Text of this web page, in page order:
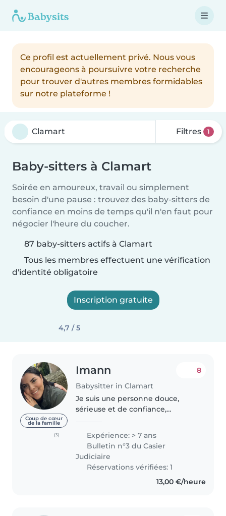
Ce profil est actuellement privé. Nous vous
encourageons à poursuivre votre recherche
pour trouver d'autres membres formidables
sur notre plateforme !
Filtres 1
Baby-sitters à Clamart
Soirée en amoureux, travail ou simplement
besoin d'une pause : trouvez des baby-sitters de
confiance en moins de temps qu'il n'en faut pour
négocier l'heure du coucher.
87 baby-sitters actifs à Clamart
Tous les membres effectuent une vérification
d'identité obligatoire
Inscription gratuite
4,7 / 5
Coup de cœur
de la famille
(3)
Imann
Babysitter in Clamart
8
Je suis une personne douce,
sérieuse et de confiance,
l'épanouissement des enfants.
J'ai eu l'occasion de garder des
enfants de différents âges et
j'aime..
Expérience: > 7 ans
Bulletin n°3 du Casier
Judiciaire
Réservations vérifiées: 1
13,00 €/heure